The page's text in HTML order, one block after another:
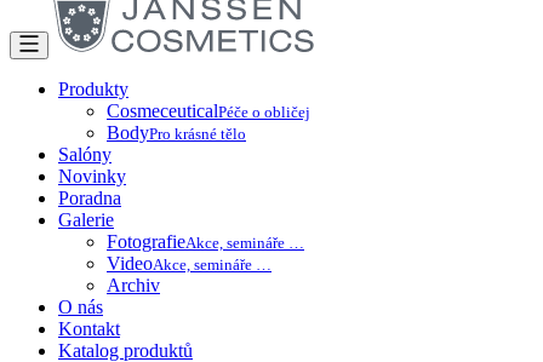
Produkty
CosmeceuticalPéče o obličej
BodyPro krásné tělo
Salóny
Novinky
Poradna
Galerie
FotografieAkce, semináře …
VideoAkce, semináře …
Archiv
O nás
Kontakt
Katalog produktů